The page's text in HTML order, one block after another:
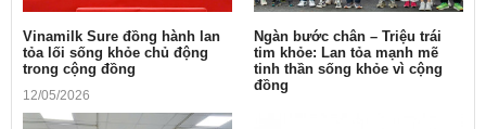
Vinamilk Sure đồng hành lan
tỏa lối sống khỏe chủ động
trong cộng đồng
12/05/2026
Ngàn bước chân – Triệu trái
tim khỏe: Lan tỏa mạnh mẽ
tinh thần sống khỏe vì cộng
đồng